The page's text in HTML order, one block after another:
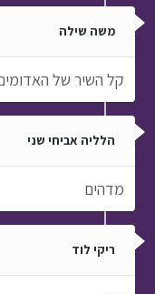
משה שילה
קל השיר של
הלליה אביחי שני
מדהים
ריקי לוד